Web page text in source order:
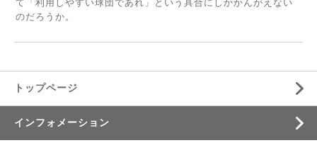
て「利用しやすい球団であれ」という具合にしかかんがえない
のだろうか。
トップページ
インフォメーション